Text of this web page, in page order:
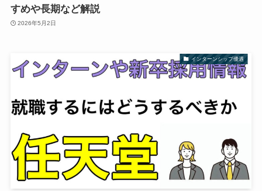
すめや長期など解説
2026年5月2日
インターンシップ優遇